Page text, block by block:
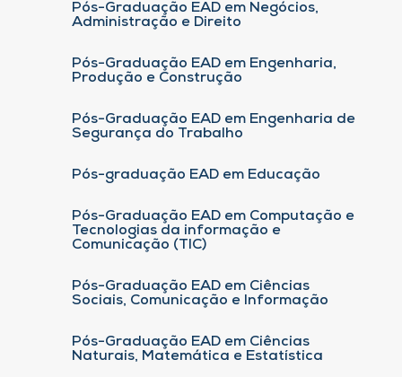
Pós-Graduação EAD em Negócios,
Administração e Direito
Pós-Graduação EAD em Engenharia,
Produção e Construção
Pós-Graduação EAD em Engenharia de
Segurança do Trabalho
Pós-graduação EAD em Educação
Pós-Graduação EAD em Computação e
Tecnologias da informação e
Comunicação (TIC)
Pós-Graduação EAD em Ciências
Sociais, Comunicação e Informação
Pós-Graduação EAD em Ciências
Naturais, Matemática e Estatística